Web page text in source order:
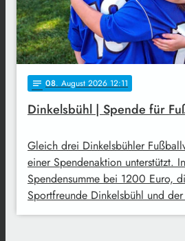
notes 08. August 2026 12:11
Dinkelsbühl | Spende für
Gleich drei Dinkelsbühler
einer Spendenaktion unterstützt.
Spendensumme bei 1200 Euro,
Sportfreunde Dinkelsbühl und